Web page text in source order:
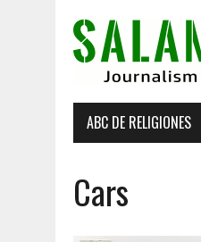
ABC DE RELIGIONES
Cars